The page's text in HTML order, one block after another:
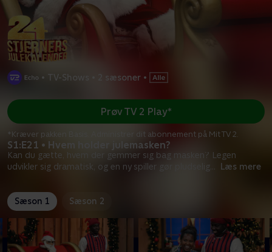
• TV-Shows 2 sæsoner •
S1:E21 • Hvem holder julemasken?
Kan du gætte, hvem der gemmer sig bag masken? Legen
udvikler sig dramatisk, og en ny spiller gør pludselig... Læs mere
Prøv TV 2 Play*
*Kræver pakken Basis. Administrer dit abonnement på Mit TV 2.
Sæson 1 Sæson 2